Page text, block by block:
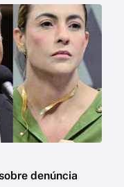
denúncia